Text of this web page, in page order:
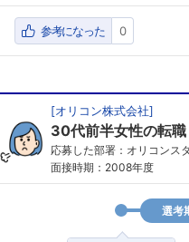
参考になった 0
[オリコン株式会社]
30代前半女性の転
応募した部署：オリコンス
面接時期：2008年度
選考